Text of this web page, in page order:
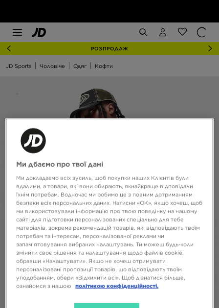
РОЗПРОДАЖ
JD Sports Чоловіче Одяг Кофти
Ми дбаємо про твої дані
Ми докладаємо всіх зусиль, щоб покупки наших Клієнтів були
вдалими, а товари, які вони обирають, якнайкраще відповідали
їхнім потребам. Водночас ми робимо це з повним дотриманням
безпеки всіх персональних даних. Натисни «OK», якщо хочеш, щоб
ми використовували інформацію про твою поведінку на нашому
сайті для підготовки персоналізованих спеціально для тебе
матеріалів, зокрема рекомендацій товарів, які відповідають твоїм
потребам та інтересам, персоналізованої реклами чи
запам’ятовування вибраних налаштувань. Ти можеш будь-коли
змінити своє рішення та налаштування щодо файлів cookie,
обравши «Налаштувати». Якщо не хочеш отримувати
персоналізовані пропозиції товарів, що відповідають твоїм
уподобанням, обери «Відхилити всі». Щоб дізнатися більше,
ознайомся з нашою
політикою конфіденційності.